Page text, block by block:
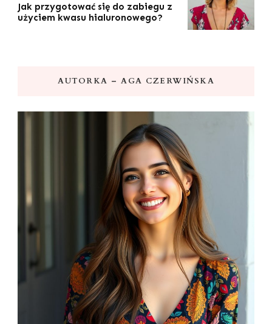
Jak przygotować się do zabiegu z
użyciem kwasu hialuronowego?
AUTORKA – AGA CZERWIŃSKA